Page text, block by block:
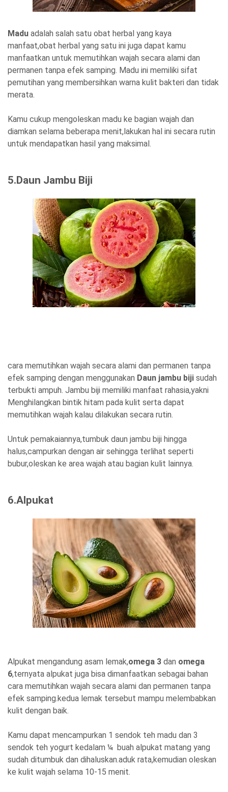
Madu adalah salah satu obat herbal yang kaya
manfaat,obat herbal yang satu ini juga dapat kamu
manfaatkan untuk memutihkan wajah secara alami dan
permanen tanpa efek samping. Madu ini memiliki sifat
pemutihan yang membersihkan warna kulit bakteri dan tidak
merata.
Kamu cukup mengoleskan madu ke bagian wajah dan
diamkan selama beberapa menit,lakukan hal ini secara rutin
untuk mendapatkan hasil yang maksimal.
5.Daun Jambu Biji
cara memutihkan wajah secara alami dan permanen tanpa
efek samping dengan menggunakan Daun jambu biji sudah
terbukti ampuh. Jambu biji memiliki manfaat rahasia,yakni
Menghilangkan bintik hitam pada kulit serta dapat
memutihkan wajah kalau dilakukan secara rutin.
Untuk pemakaiannya,tumbuk daun jambu biji hingga
halus,campurkan dengan air sehingga terlihat seperti
bubur,oleskan ke area wajah atau bagian kulit lainnya.
6.Alpukat
Alpukat mengandung asam lemak,omega 3 dan omega
6,ternyata alpukat juga bisa dimanfaatkan sebagai bahan
cara memutihkan wajah secara alami dan permanen tanpa
efek samping.kedua lemak tersebut mampu melembabkan
kulit dengan baik.
Kamu dapat mencampurkan 1 sendok teh madu dan 3
sendok teh yogurt kedalam ¼ buah alpukat matang yang
sudah ditumbuk dan dihaluskan.aduk rata,kemudian oleskan
ke kulit wajah selama 10-15 menit.